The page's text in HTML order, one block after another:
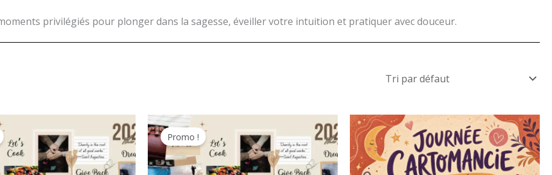
privilégiés pour plonger dans la sagesse, éveiller votre intuition et pratiquer avec douceur.
actuel
est :
85,00€.
Promo !
prix
initial
était :
111,00€.
actuel
est :
85,00€.